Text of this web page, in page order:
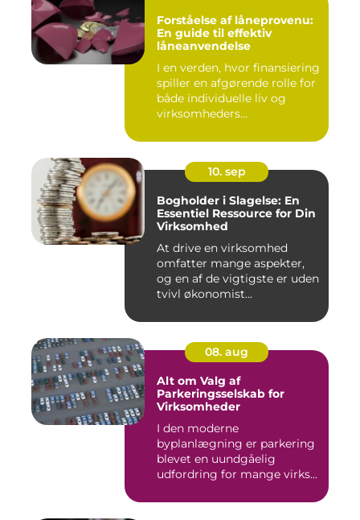
Forståelse af låneprovenu:
En guide til effektiv
låneanvendelse
I en verden, hvor finansiering
spiller en afgørende rolle for
både individuelle liv og
virksomheders...
10. sep
Bogholder i Slagelse: En
Essentiel Ressource for Din
Virksomhed
At drive en virksomhed
omfatter mange aspekter,
og en af de vigtigste er uden
tvivl økonomist...
08. aug
Alt om Valg af
Parkeringsselskab for
Virksomheder
I den moderne
byplanlægning er parkering
blevet en uundgåelig
udfordring for mange virks...